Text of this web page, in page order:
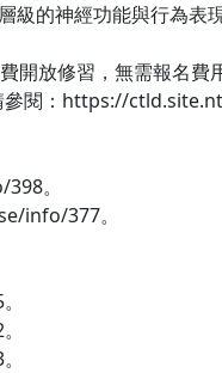
的神經功能與行為表現
放修習，無需報名費
參閱：https://
。
info/377。